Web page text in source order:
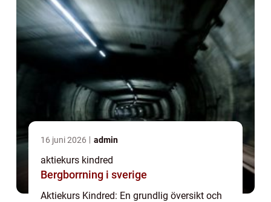
16 juni 2026 admin
aktiekurs kindred
Bergborrning i sverige
Aktiekurs Kindred: En grundlig översikt och